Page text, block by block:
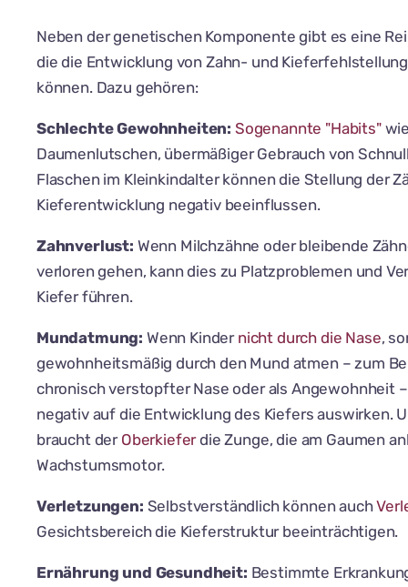
Neben der genetischen Komponente gibt es eine
die die Entwicklung von Zahn- und
können. Dazu gehören:
Schlechte Gewohnheiten: Sogenannte "Habits"
Daumenlutschen, übermäßiger Gebrauch von
Flaschen im Kleinkindalter können die Stellung der
Kieferentwicklung negativ beeinflussen.
Zahnverlust: Wenn Milchzähne oder bleibende
verloren gehen, kann dies zu Platzproblemen und
Kiefer führen.
Mundatmung: Wenn Kinder nicht durch die Nase,
gewohnheitsmäßig durch den Mund atmen – zum
chronisch verstopfter Nase oder als Angewohnheit
negativ auf die Entwicklung des Kiefers auswirken.
braucht der Oberkieferdie Zunge, die am Gaumen
Wachstumsmotor.
Verletzungen: Selbstverständlich können auch
Gesichtsbereich die Kieferstruktur beeinträchtigen.
Ernährung und Gesundheit: Bestimmte